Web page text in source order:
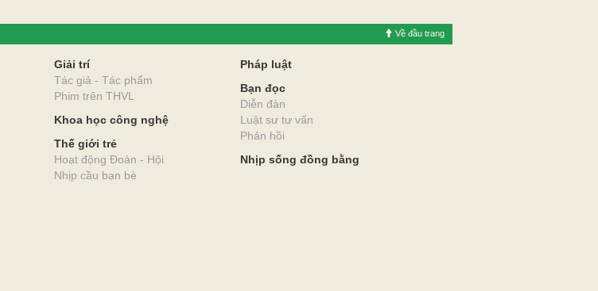
Về đầu trang
Giải trí
Tác giả - Tác phẩm
Phim trên THVL
Khoa học công nghệ
Thế giới trẻ
Hoạt động Đoàn - Hội
Nhịp cầu bạn bè
Pháp luật
Bạn đọc
Diễn đàn
Luật sư tư vấn
Phản hồi
Nhịp sống đồng bằng